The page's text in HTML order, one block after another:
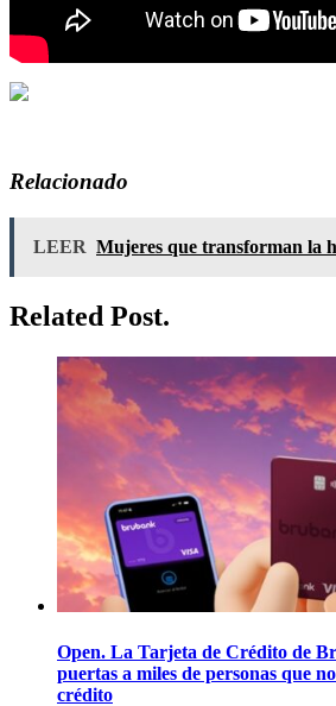
Relacionado
LEER Mujeres que transforman la
Related Post.
Open. La Tarjeta de Crédito de
puertas a miles de personas que
crédito